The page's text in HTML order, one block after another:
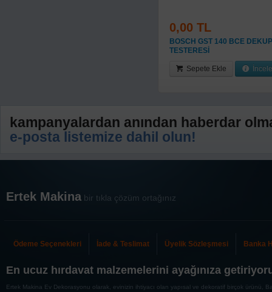
0,00 TL
BOSCH GST 140 BCE
TESTERESİ
Sepete Ekle İncele
kampanyalardan anından haberdar
e-posta listemize dahil olun!
Ertek Makina bir tıkla çözüm ortağınız
Ödeme Seçenekleri İade & Teslimat Üyelik Sözleşmesi Banka
En ucuz hırdavat malzemelerini ayağınıza
Ertek Makina Ev Dekorasyonu olarak, evinizin ihtiyacı olan yapısal ve dekoratif birçok ürünü,